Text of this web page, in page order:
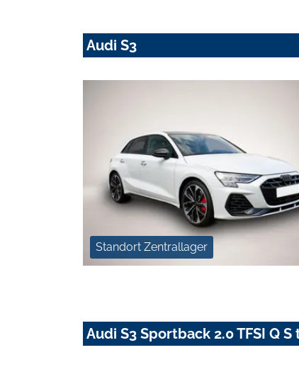
Audi S3
Standort Zentrallager
Audi S3 Sportback 2.0 TFSI Q